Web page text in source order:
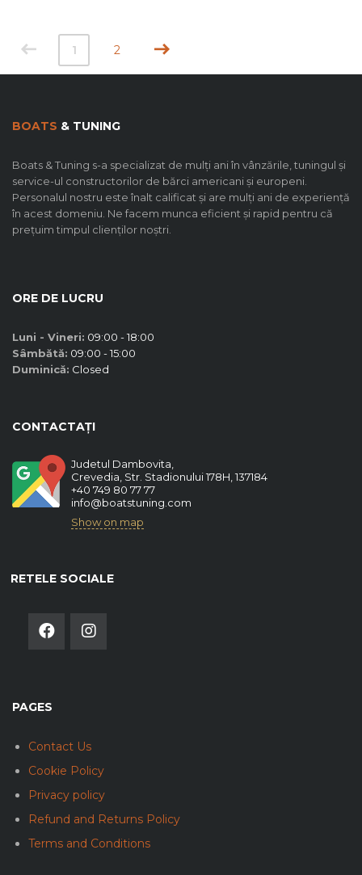
1 2
BOATS & TUNING
Boats & Tuning s-a specializat de mulți ani în vânzările, tuningul și
service-ul constructorilor de bărci americani și europeni.
Personalul nostru este înalt calificat și are mulți ani de experiență
în acest domeniu. Ne facem munca eficient și rapid pentru că
prețuim timpul clienților noștri.
ORE DE LUCRU
Luni - Vineri: 09:00 - 18:00
Sâmbătă: 09:00 - 15:00
Duminică: Closed
CONTACTAȚI
Judetul Dambovita,
Crevedia, Str. Stadionului 178H, 137184
+40 749 80 77 77
info@boatstuning.com
Show on map
RETELE SOCIALE
PAGES
Contact Us
Cookie Policy
Privacy policy
Refund and Returns Policy
Terms and Conditions